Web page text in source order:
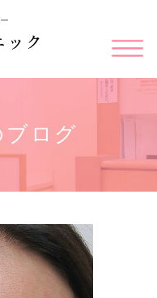
ブログ